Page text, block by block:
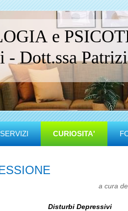
e
- Dott.ssa
SERVIZI CURIOSITA'
a cura
Disturbi Depressivi